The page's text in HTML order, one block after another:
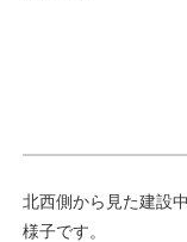
北西側から見た建設
様子です。